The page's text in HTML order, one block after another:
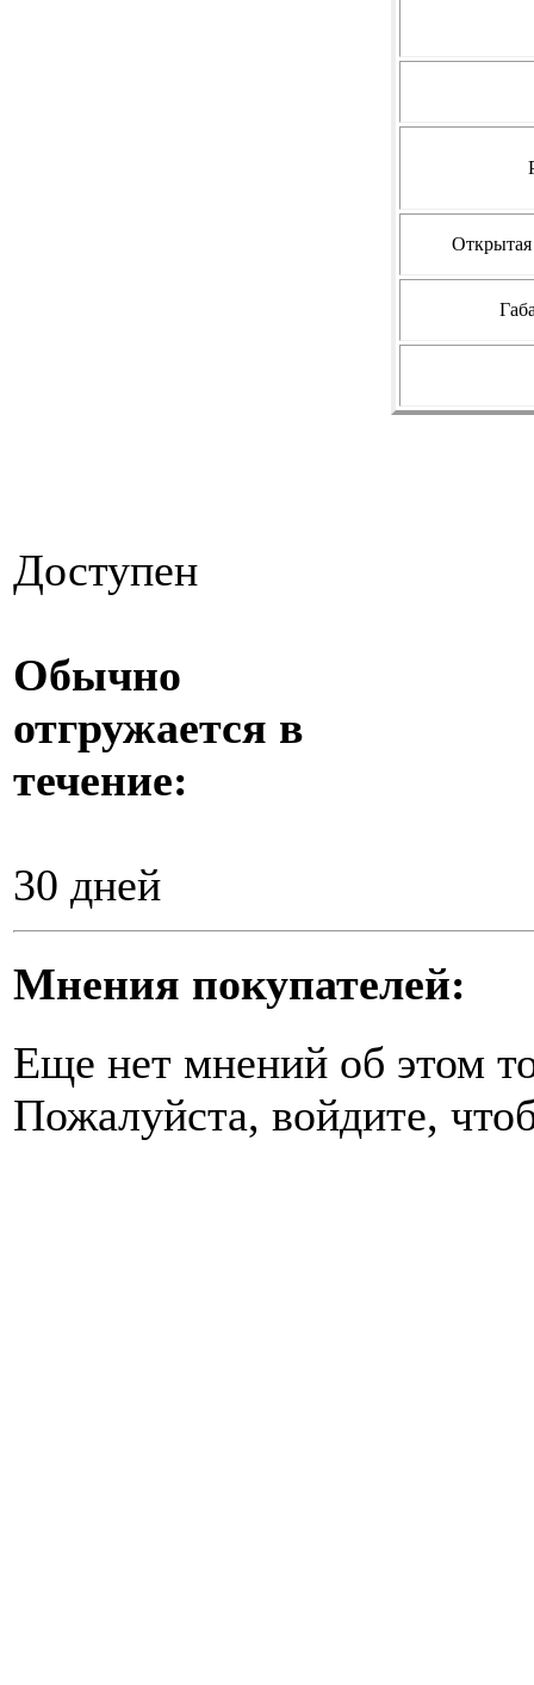
Доступен
Обычно
отгружается в
течение:
30 дней
Мнения покупателей:
Еще нет мнений об этом
Пожалуйста, войдите,